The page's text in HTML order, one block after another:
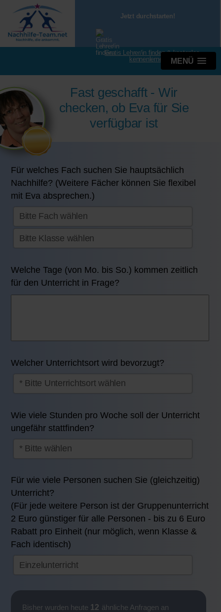
Jetzt durchstarten!
Gratis Lehrer/in finden & kostenlos
kennenlernen
MENÜ
Fast geschafft - Wir
checken, ob Eva für Sie
verfügbar ist
Für welches Fach suchen Sie hauptsächlich
Nachhilfe? (Weitere Fächer können Sie flexibel
mit Eva absprechen.)
Welche Tage (von Mo. bis So.) kommen zeitlich
für den Unterricht in Frage?
Welcher Unterrichtsort wird bevorzugt?
Wie viele Stunden pro Woche soll der Unterricht
ungefähr stattfinden?
Für wie viele Personen suchen Sie (gleichzeitig)
Unterricht?
(Für jede weitere Person ist der Gruppenunterricht
2 Euro günstiger für alle Personen - bis zu 6 Euro
Rabatt pro Einheit (nur möglich, wenn Klasse &
Fach identisch)
Bisher wurden heute 12 ähnliche Anfragen an